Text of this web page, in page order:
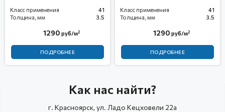
Класс применения
41
Толщина, мм
3.5
1290 руб/м2
ПОДРОБНЕЕ
Класс применения
41
Толщина, мм
3.5
1290 руб/м2
ПОДРОБНЕЕ
Как нас найти?
г. Красноярск, ул. Ладо Кецховели 22а